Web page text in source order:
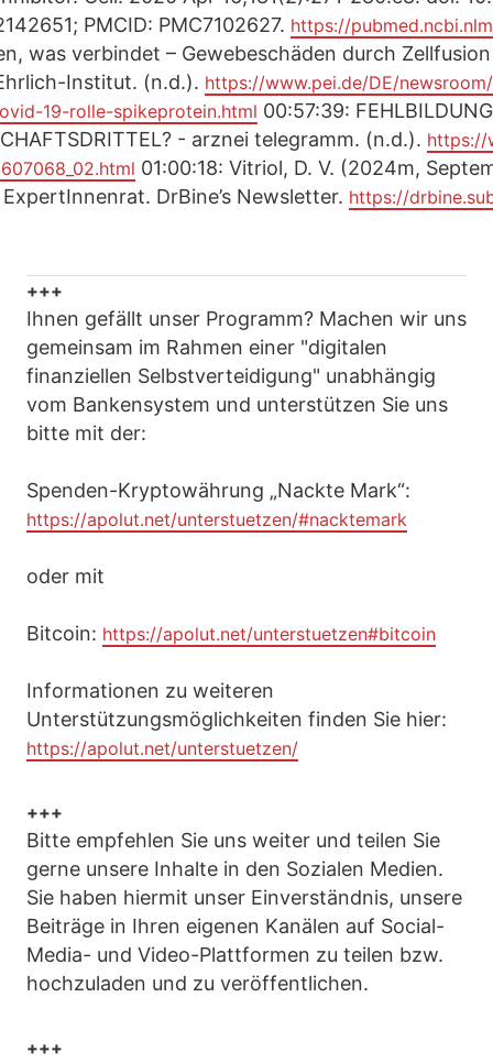
PMCID: PMC7102627. https://
was verbindet – Gewebeschäden durch
Institut. (n.d.). https://www.pei.de/DE/
19-rolle-spikeprotein.html 00:57:39:
- arznei telegramm. (n.d.). https://
01:00:18: Vitriol, D. V. (2024m,
DrBine’s Newsletter. https://
+++
Ihnen gefällt unser Programm? Machen wir uns
gemeinsam im Rahmen einer "digitalen
finanziellen Selbstverteidigung" unabhängig
vom Bankensystem und unterstützen Sie uns
bitte mit der:
Spenden-Kryptowährung „Nackte Mark“:
https://apolut.net/unterstuetzen/#nacktemark
oder mit
Bitcoin: https://apolut.net/unterstuetzen#bitcoin
Informationen zu weiteren
Unterstützungsmöglichkeiten finden Sie hier:
https://apolut.net/unterstuetzen/
+++
Bitte empfehlen Sie uns weiter und teilen Sie
gerne unsere Inhalte in den Sozialen Medien.
Sie haben hiermit unser Einverständnis, unsere
Beiträge in Ihren eigenen Kanälen auf Social-
Media- und Video-Plattformen zu teilen bzw.
hochzuladen und zu veröffentlichen.
+++